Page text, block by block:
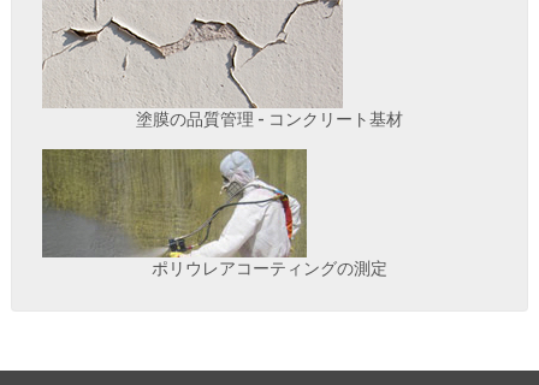
塗膜の品質管理 - コンクリート基材
ポリウレアコーティングの測定